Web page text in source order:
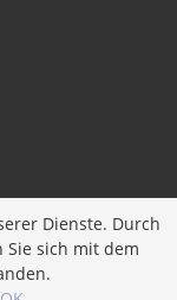
GmbH
Dienste. Durch
sich mit dem